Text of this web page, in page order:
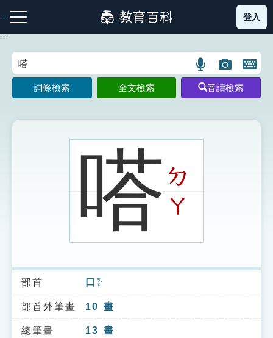
到
主
:::
注音索引圖示 筆畫索引圖示 部首索引表圖示
索引選單
知識索引
單字索引
登入
:::
語
言
搜
示
圖
片
搜
開
鍵
圖
詞條檢索 全文檢索 音讀檢索
嗒ㄉ
ㄚ
部首 口 ㄎㄡˇ
部首外筆畫 10 畫
總筆畫 13 畫